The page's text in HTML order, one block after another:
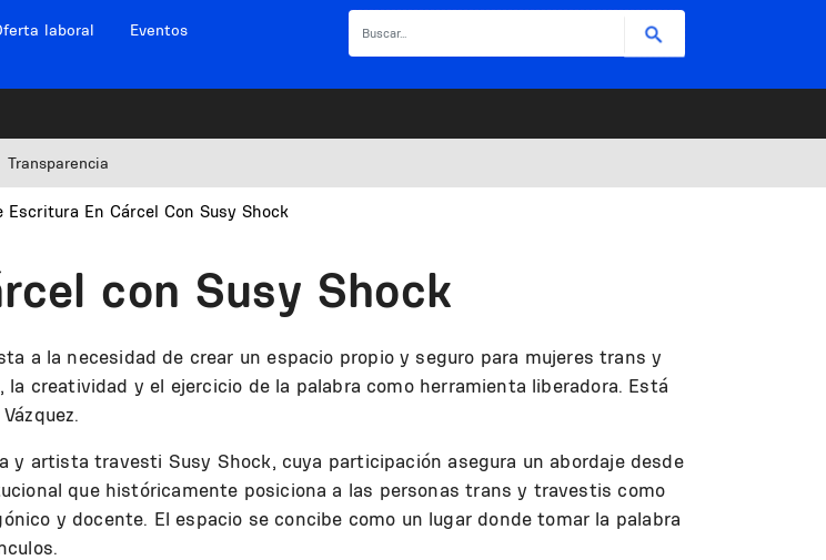
laboral Eventos
Transparencia
Escritura En Cárcel Con Susy Shock
con Susy Shock
a la necesidad de crear un espacio propio y seguro para mujeres trans y
creatividad y el ejercicio de la palabra como herramienta liberadora. Está
artista travesti Susy Shock, cuya participación asegura un abordaje desde
que históricamente posiciona a las personas trans y travestis como
y docente. El espacio se concibe como un lugar donde tomar la palabra